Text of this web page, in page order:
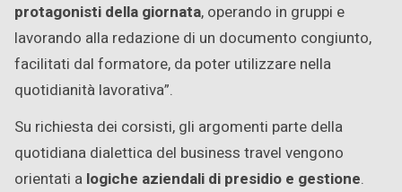
protagonisti della giornata, operando in gruppi e
lavorando alla redazione di un documento congiunto,
facilitati dal formatore, da poter utilizzare nella
quotidianità lavorativa”.
Su richiesta dei corsisti, gli argomenti parte della
quotidiana dialettica del business travel vengono
orientati a logiche aziendali di presidio e gestione.